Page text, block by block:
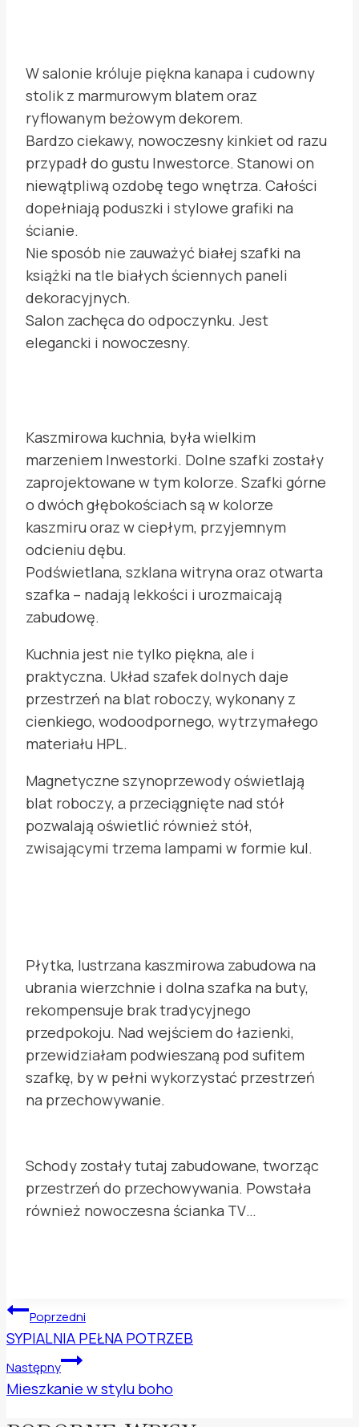
W salonie króluje piękna kanapa i cudowny
stolik z marmurowym blatem oraz
ryflowanym beżowym dekorem.
Bardzo ciekawy, nowoczesny kinkiet od razu
przypadł do gustu Inwestorce. Stanowi on
niewątpliwą ozdobę tego wnętrza. Całości
dopełniają poduszki i stylowe grafiki na
ścianie.
Nie sposób nie zauważyć białej szafki na
książki na tle białych ściennych paneli
dekoracyjnych.
Salon zachęca do odpoczynku. Jest
elegancki i nowoczesny.
Kaszmirowa kuchnia, była wielkim
marzeniem Inwestorki. Dolne szafki zostały
zaprojektowane w tym kolorze. Szafki górne
o dwóch głębokościach są w kolorze
kaszmiru oraz w ciepłym, przyjemnym
odcieniu dębu.
Podświetlana, szklana witryna oraz otwarta
szafka – nadają lekkości i urozmaicają
zabudowę.
Kuchnia jest nie tylko piękna, ale i
praktyczna. Układ szafek dolnych daje
przestrzeń na blat roboczy, wykonany z
cienkiego, wodoodpornego, wytrzymałego
materiału HPL.
Magnetyczne szynoprzewody oświetlają
blat roboczy, a przeciągnięte nad stół
pozwalają oświetlić również stół,
zwisającymi trzema lampami w formie kul.
Płytka, lustrzana kaszmirowa zabudowa na
ubrania wierzchnie i dolna szafka na buty,
rekompensuje brak tradycyjnego
przedpokoju. Nad wejściem do łazienki,
przewidziałam podwieszaną pod sufitem
szafkę, by w pełni wykorzystać przestrzeń
na przechowywanie.
Schody zostały tutaj zabudowane, tworząc
przestrzeń do przechowywania. Powstała
również nowoczesna ścianka TV…
NAWIGACJA
WPISU
Poprzedni
SYPIALNIA PEŁNA POTRZEB
Następny
Mieszkanie w stylu boho